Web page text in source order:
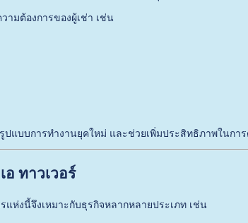
ามต้องการของผู้เช่า เช่น
แบบการทำงานยุคใหม่ และช่วยเพิ่มประสิทธิภาพในกา
ทาวเวอร์
ห่งนี้จึงเหมาะกับธุรกิจหลากหลายประเภท เช่น